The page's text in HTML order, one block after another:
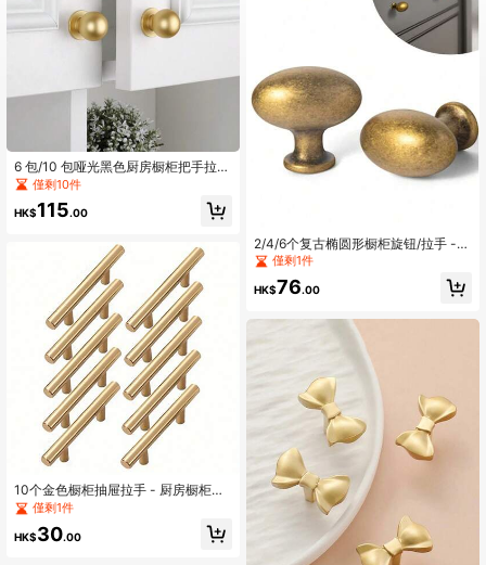
6 包/10 包哑光黑色厨房橱柜把手拉丝
金抽屉把手圆球把手，拉丝黄铜梳妆
屉拉手
僅剩10件
HK$115.00
10个金色橱柜抽屉拉手 - 厨房橱柜把
手，拉丝镍饰面，不锈钢抽屉旋钮，
适用于抽屉
僅剩1件
HK$30.00
2/4/6个复古椭圆形橱柜旋钮/拉手 -
防锈锌合金抽屉把手，易于安装的衣
家具、梳妆台和橱柜收纳
僅剩1件
HK$76.00